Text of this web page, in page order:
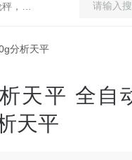
秤
分析天平
天平 全自
天平